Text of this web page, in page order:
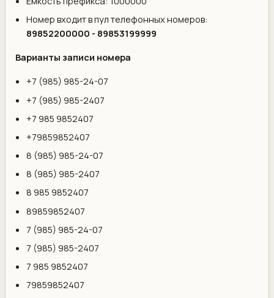
Номер входит в пул телефонных номеров:
89852200000 - 89853199999
Варианты записи номера
+7 (985) 985-24-07
+7 (985) 985-2407
+7 985 9852407
+79859852407
8 (985) 985-24-07
8 (985) 985-2407
8 985 9852407
89859852407
7 (985) 985-24-07
7 (985) 985-2407
7 985 9852407
79859852407